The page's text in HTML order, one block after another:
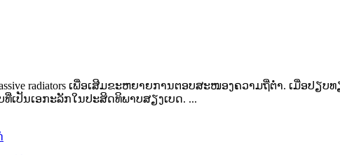
radiators ເພື່ອເສີມຂະຫຍາຍການຕອບສະໜອງຄວາມຖີ່ຕ່ຳ. ເມື່ອປຽບທ
ບທີ່ເປັນເອກະລັກໃນປະສິດທິພາບສຽງເບດ. ...